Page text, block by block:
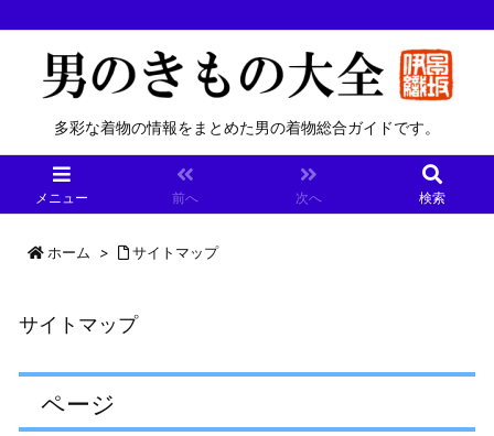
多彩な着物の情報をまとめた男の着物総合ガイドです。
メニュー 前へ 次へ 検索
ホーム > サイトマップ
サイトマップ
ページ